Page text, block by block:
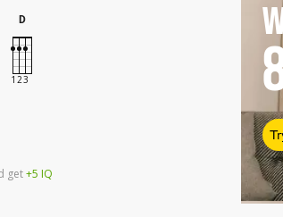
D
get+5 IQ